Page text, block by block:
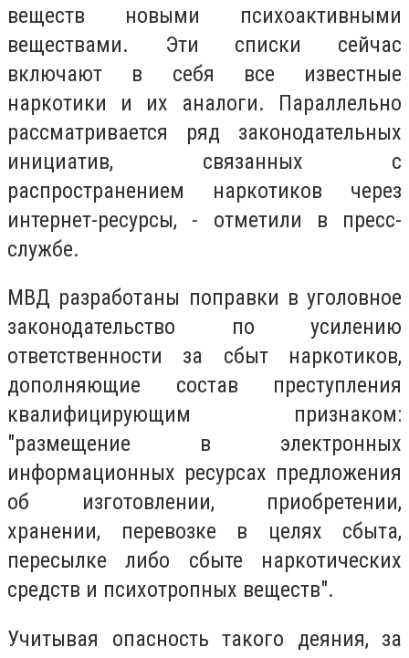
веществ новыми психоактивными
веществами. Эти списки сейчас
включают в себя все известные
наркотики и их аналоги. Параллельно
рассматривается ряд законодательных
инициатив, связанных с
распространением наркотиков через
интернет-ресурсы, - отметили в пресс-
службе.
МВД разработаны поправки в уголовное
законодательство по усилению
ответственности за сбыт наркотиков,
дополняющие состав преступления
квалифицирующим признаком:
"размещение в электронных
информационных ресурсах предложения
об изготовлении, приобретении,
хранении, перевозке в целях сбыта,
пересылке либо сбыте наркотических
средств и психотропных веществ".
Учитывая опасность такого деяния, за